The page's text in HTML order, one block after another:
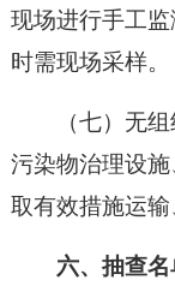
现场进行手工
时需现场采样。
（七）无
污染物治理设
取有效措施运输
六、抽查